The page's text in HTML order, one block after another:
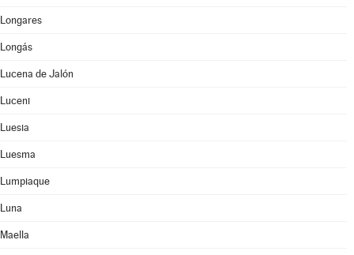
Longares
Longás
Lucena de Jalón
Luceni
Luesia
Luesma
Lumpiaque
Luna
Maella